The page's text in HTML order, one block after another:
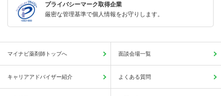
プライバシーマーク取得企業
厳密な管理基準で個人情報をお守りします。
マイナビ薬剤師トップへ 面談会場一覧
キャリアアドバイザー紹介 よくある質問